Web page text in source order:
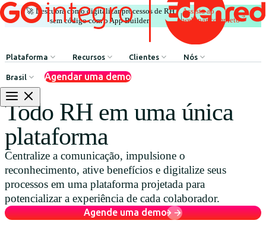
🚀 Descubra como digitalizar processos de RH
sem código com o App Builder.
|
Assista ao
webinar completo
Plataforma
Comunicação Interna
Processos de Recursos Humanos
Reconhecimentos & Prêmios
Benefícios & Bem-estar
Rede de Descontos
Agente de Recursos Humanos
Recursos
Employee Experience Awards
Casos de Sucesso
Webinars
Blog
Baixar Recursos
Clientes
Casos de Sucesso
Nós
Equipe de Liderança
Brasil
Argentina
Brasil
Colombia
Agendar uma demo
Todo RH em uma única
plataforma
Centralize a comunicação, impulsione o
reconhecimento, ative benefícios e digitalize seus
processos em uma plataforma projetada para
potencializar a experiência de cada colaborador.
Agende uma demo